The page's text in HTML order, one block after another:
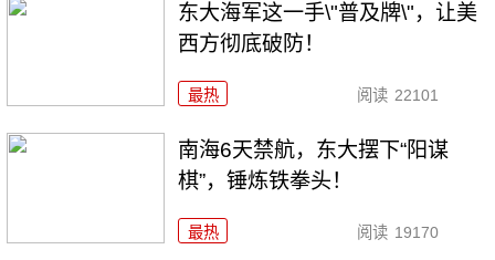
东大海军这一手\"普及牌\"，让美
西方彻底破防！
最热 阅读 22101
南海6天禁航，东大摆下“阳谋
棋”，锤炼铁拳头！
最热 阅读 19170